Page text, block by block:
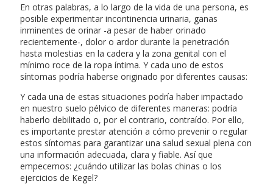
En otras palabras, a lo largo de la vida de una persona, es
posible experimentar incontinencia urinaria, ganas
inminentes de orinar -a pesar de haber orinado
recientemente-, dolor o ardor durante la penetración
hasta molestias en la cadera y la zona genital con el
mínimo roce de la ropa íntima. Y cada uno de estos
síntomas podría haberse originado por diferentes causas:
Y cada una de estas situaciones podría haber impactado
en nuestro suelo pélvico de diferentes maneras: podría
haberlo debilitado o, por el contrario, contraído. Por ello,
es importante prestar atención a cómo prevenir o regular
estos síntomas para garantizar una salud sexual plena con
una información adecuada, clara y fiable. Así que
empecemos: ¿cuándo utilizar las bolas chinas o los
ejercicios de Kegel?